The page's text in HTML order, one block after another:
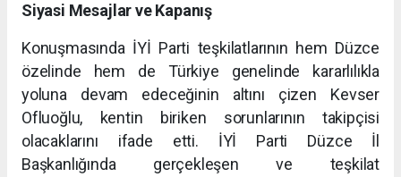
Siyasi Mesajlar ve Kapanış
Konuşmasında İYİ Parti teşkilatlarının hem Düzce
özelinde hem de Türkiye genelinde kararlılıkla
yoluna devam edeceğinin altını çizen Kevser
Ofluoğlu, kentin biriken sorunlarının takipçisi
olacaklarını ifade etti. İYİ Parti Düzce İl
Başkanlığında gerçekleşen ve teşkilat